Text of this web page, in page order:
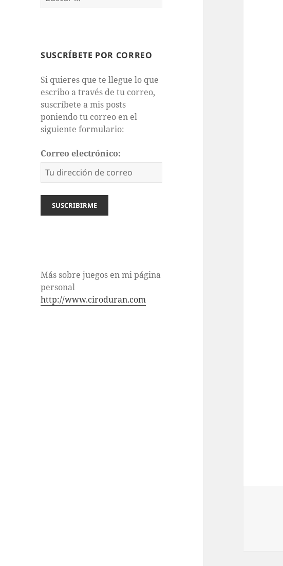
SUSCRÍBETE POR CORREO
Si quieres que te llegue lo que
escribo a través de tu correo,
suscríbete a mis posts
poniendo tu correo en el
siguiente formulario:
Correo electrónico:
Más sobre juegos en mi página
personal
http://www.ciroduran.com